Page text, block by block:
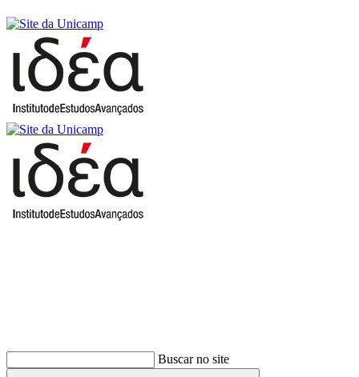
Buscar no site